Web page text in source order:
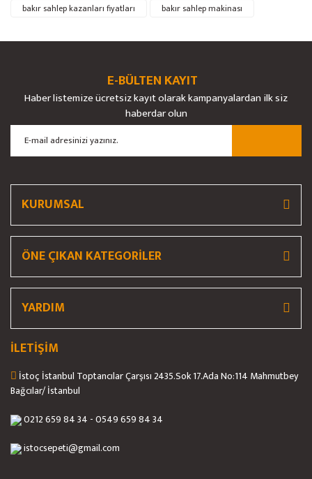
Ürün fiyatı diğer sitelerden daha pahalı.
bakır sahlep kazanları fiyatları
bakır sahlep makinası
E-BÜLTEN KAYIT
Haber listemize ücretsiz kayıt olarak kampanyalardan ilk siz
haberdar olun
KURUMSAL
ÖNE ÇIKAN KATEGORİLER
YARDIM
İLETİŞİM
İstoç İstanbul Toptancılar Çarşısı 2435.Sok 17.Ada No:114 Mahmutbey
Bağcılar/ İstanbul
0212 659 84 34 - 0549 659 84 34
istocsepeti@gmail.com